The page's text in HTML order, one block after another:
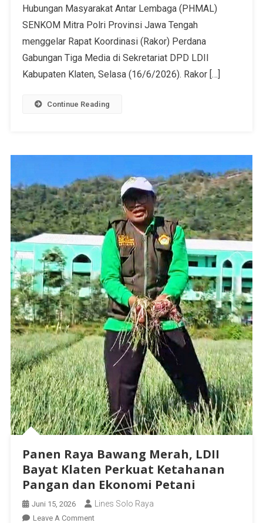
Hubungan Masyarakat Antar Lembaga (PHMAL)
SENKOM Mitra Polri Provinsi Jawa Tengah
menggelar Rapat Koordinasi (Rakor) Perdana
Gabungan Tiga Media di Sekretariat DPD LDII
Kabupaten Klaten, Selasa (16/6/2026). Rakor […]
Continue Reading
Panen Raya Bawang Merah, LDII
Bayat Klaten Perkuat Ketahanan
Pangan dan Ekonomi Petani
Juni 15, 2026 Lines Solo Raya
Leave A Comment